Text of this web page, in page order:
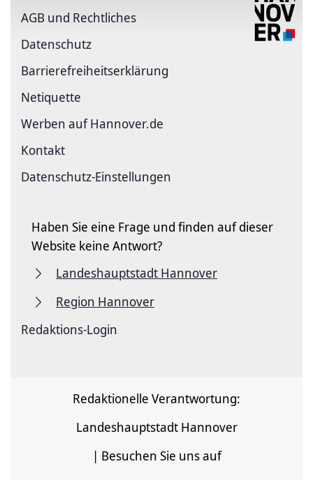
AGB und Rechtliches
Datenschutz
Barriere­freiheits­erklärung
Netiquette
Werben auf Hannover.de
Kontakt
Datenschutz-Einstellungen
Haben Sie eine Frage und finden auf dieser
Website keine Antwort?
Landeshauptstadt Hannover
Region Hannover
Redaktions-Login
Redaktionelle Verantwortung:
Landeshauptstadt Hannover
| Besuchen Sie uns auf